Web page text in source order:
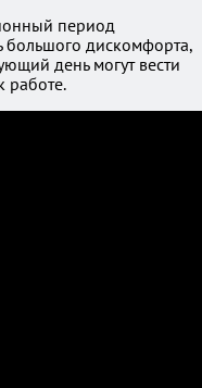
период
большого дискомфорта,
день могут вести
работе.